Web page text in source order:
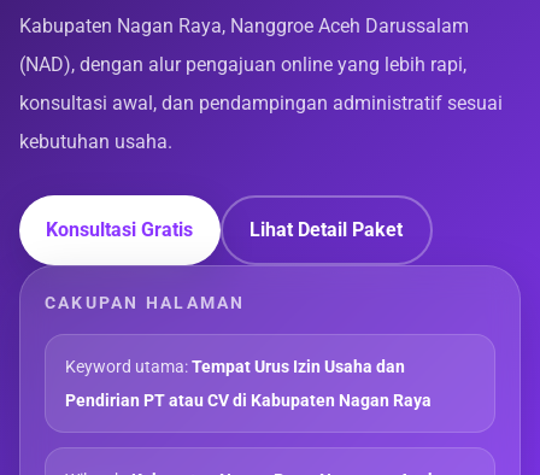
Kabupaten Nagan Raya, Nanggroe Aceh Darussalam
(NAD), dengan alur pengajuan online yang lebih rapi,
konsultasi awal, dan pendampingan administratif sesuai
kebutuhan usaha.
Konsultasi Gratis Lihat Detail Paket
CAKUPAN HALAMAN
Keyword utama:Tempat Urus Izin Usaha dan
Pendirian PT atau CV di Kabupaten Nagan Raya